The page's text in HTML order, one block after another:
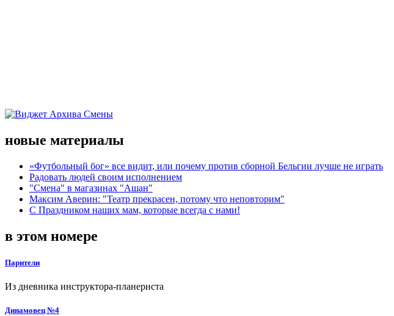
новые материалы
«Футбольный бог» все видит, или почему против сборной Бельгии лучше не играть
Радовать людей своим исполнением
"Смена" в магазинах "Ашан"
Максим Аверин: "Театр прекрасен, потому что неповторим"
С Праздником наших мам, которые всегда с нами!
в этом номере
Парители
Из дневника инструктора-планериста
Динамовец №4